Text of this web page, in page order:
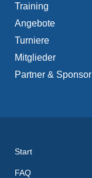
Training
Angebote
Turniere
Mitglieder
Partner & Sponsor
Start
FAQ